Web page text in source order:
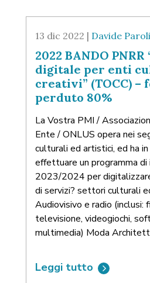
13 dic 2022 | Davide
2022 BANDO
digitale per enti
creativi” (TOCC) –
perduto 80%
La Vostra PMI /
Ente / ONLUS opera nei
culturali ed artistici, ed ha
effettuare un programma
2023/2024 per
di servizi? settori culturali
Audiovisivo e radio (inclusi:
televisione, videogiochi,
multimedia) Moda
Leggi tutto